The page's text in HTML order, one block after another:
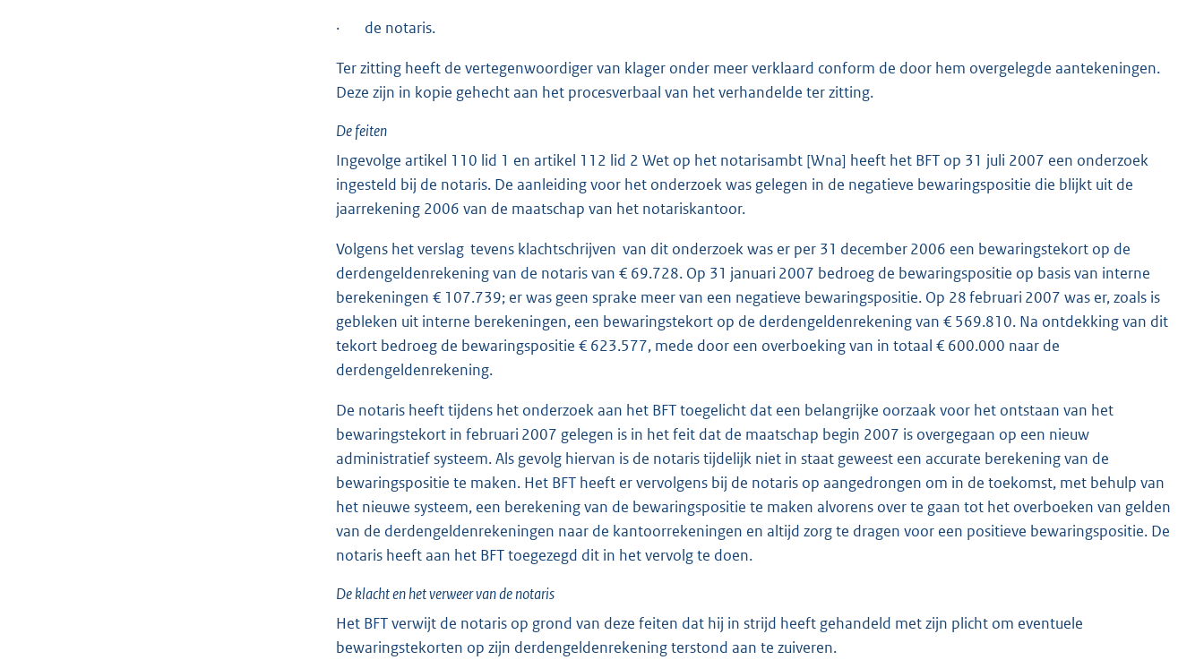
· de notaris.
Ter zitting heeft de vertegenwoordiger van klager onder meer verklaard conform de door hem overgelegde aantekeningen.
Deze zijn in kopie gehecht aan het proces­verbaal van het verhandelde ter zitting.
De feiten
Ingevolge artikel 110 lid 1 en artikel 112 lid 2 Wet op het notarisambt [Wna] heeft het BFT op 31 juli 2007 een onderzoek
ingesteld bij de notaris. De aanleiding voor het onderzoek was gelegen in de negatieve bewaringspositie die blijkt uit de
jaarrekening 2006 van de maatschap van het notariskantoor.
Volgens het verslag ­ tevens klachtschrijven ­ van dit onderzoek was er per 31 december 2006 een bewaringstekort op de
derdengeldenrekening van de notaris van € 69.728. Op 31 januari 2007 bedroeg de bewaringspositie op basis van interne
berekeningen € 107.739; er was geen sprake meer van een negatieve bewaringspositie. Op 28 februari 2007 was er, zoals is
gebleken uit interne berekeningen, een bewaringstekort op de derdengeldenrekening van € 569.810. Na ontdekking van dit
tekort bedroeg de bewaringspositie € 623.577, mede door een overboeking van in totaal € 600.000 naar de
derdengeldenrekening.
De notaris heeft tijdens het onderzoek aan het BFT toegelicht dat een belangrijke oorzaak voor het ontstaan van het
bewaringstekort in februari 2007 gelegen is in het feit dat de maatschap begin 2007 is overgegaan op een nieuw
administratief systeem. Als gevolg hiervan is de notaris tijdelijk niet in staat geweest een accurate berekening van de
bewaringspositie te maken. Het BFT heeft er vervolgens bij de notaris op aangedrongen om in de toekomst, met behulp van
het nieuwe systeem, een berekening van de bewaringspositie te maken alvorens over te gaan tot het overboeken van gelden
van de derdengeldenrekeningen naar de kantoorrekeningen en altijd zorg te dragen voor een positieve bewaringspositie. De
notaris heeft aan het BFT toegezegd dit in het vervolg te doen.
De klacht en het verweer van de notaris
Het BFT verwijt de notaris op grond van deze feiten dat hij in strijd heeft gehandeld met zijn plicht om eventuele
bewaringstekorten op zijn derdengeldenrekening terstond aan te zuiveren.